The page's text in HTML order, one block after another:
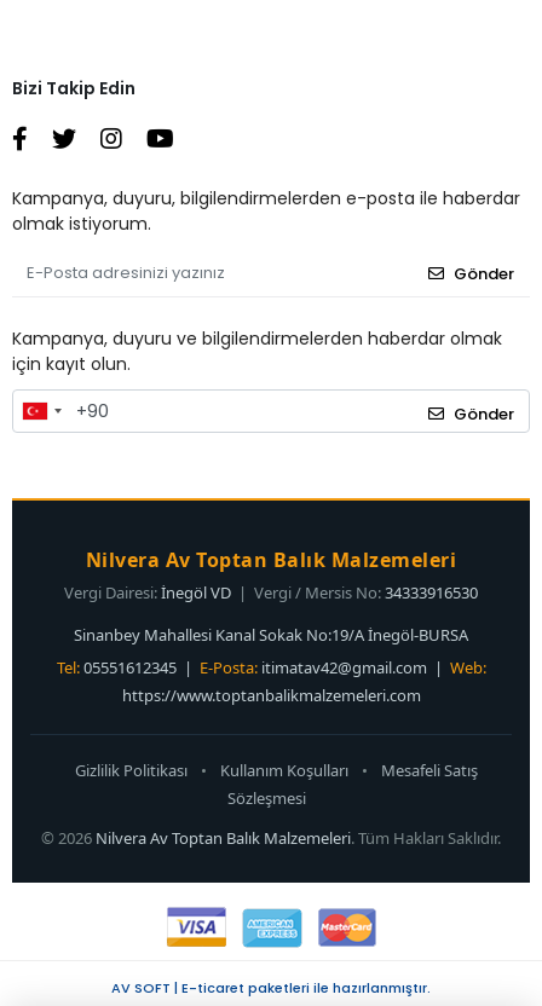
Bizi Takip Edin
Kampanya, duyuru, bilgilendirmelerden e-posta ile haberdar
olmak istiyorum.
Gönder
Kampanya, duyuru ve bilgilendirmelerden haberdar olmak
için kayıt olun.
Gönder
Nilvera Av Toptan Balık Malzemeleri
Vergi Dairesi:İnegöl VD | Vergi / Mersis No:34333916530
Sinanbey Mahallesi Kanal Sokak No:19/A İnegöl-BURSA
Tel:05551612345 | E-Posta: itimatav42@gmail.com | Web:
https://www.toptanbalikmalzemeleri.com
Gizlilik Politikası • Kullanım Koşulları •
Mesafeli Satış
Sözleşmesi
© 2026 Nilvera Av Toptan Balık Malzemeleri. Tüm Hakları Saklıdır.
AV SOFT | E-ticaret paketleri ile hazırlanmıştır.